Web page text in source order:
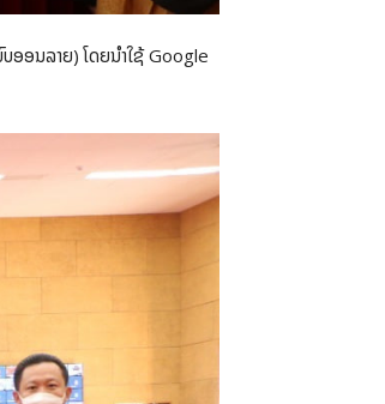
ອອນລາຍ) ໂດຍນຳໃຊ້ Google